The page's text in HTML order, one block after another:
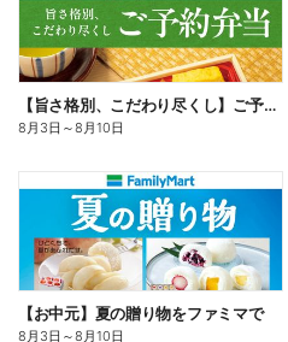
【旨さ格別、こだわり尽くし】ご予約弁当
8月3日 ～8月10日
【お中元】夏の贈り物をファミマで
8月3日 ～8月10日